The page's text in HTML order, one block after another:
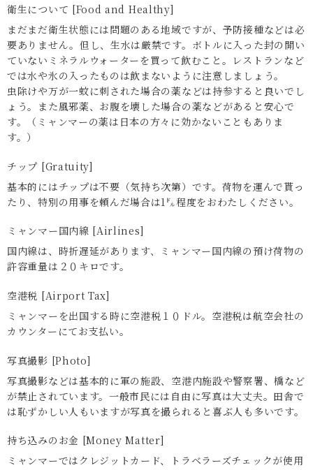
衛生について [Food and Healthy]
まだまだ衛生状態には問題のある地域ですが、予防接種などは必
要ありません。但し、生水は厳禁です。ボトルに入った封の開い
ていないミネラルウォーターを買って飲むこと。レストランなど
では水や氷の入ったものは飲まないように注意しましょう。
虫除けや万が一蚊に刺された場合の薬などは持参すると良いでし
ょう。また風邪薬、お腹を壊した場合の薬などがあると安心で
す。（ミャンマーの薬は日本の方々に効かないこともありま
す。）
チップ [Gratuity]
基本的にはチップは不要（気持ち次第）です。荷物を運んで貰っ
たり、特別の用事を頼んだ場合は1㌦程度をおわたしください。
ミャンマー国内線 [Airlines]
国内線は、時折遅延があります、ミャンマー国内線の預け荷物の
許容重量は２０キロです。
空港税 [Airport Tax]
ミャンマーを出国する時に空港税１０ドル。空港税は航空会社の
カウンターにてお支払い。
写真撮影 [Photo]
写真撮影などは基本的に軍の施設、空港内施設や警察署、橋など
が禁止されています。一般市民には自由に写真は大丈夫。田舎で
は恥ずかしい人もいますが写真を撮られると喜ぶ人も多いです。
持ち込みのお金 [Money Matter]
ミャンマーではクレジットカード、トラベラーズチェックが使用